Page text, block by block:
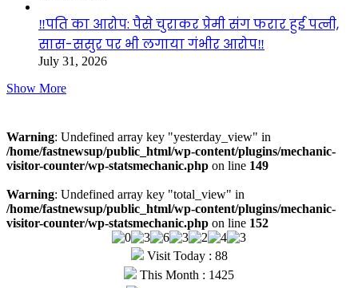
‼️पति का आरोप: पैसे चुराकर प्रेमी संग फरार हुई पत्नी,
सास-ससुर पर भी लगाया गंभीर आरोप‼️
July 31, 2026
Show More
Warning: Undefined array key "yesterday_view" in
/home/fastnewsup/public_html/wp-content/plugins/mechanic-
visitor-counter/wp-statsmechanic.php on line 149
Warning: Undefined array key "total_view" in
/home/fastnewsup/public_html/wp-content/plugins/mechanic-
visitor-counter/wp-statsmechanic.php on line 152
Visit Today : 88
This Month : 1425